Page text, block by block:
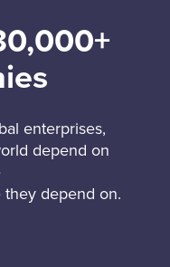
enterprises,
depend on
depend on.